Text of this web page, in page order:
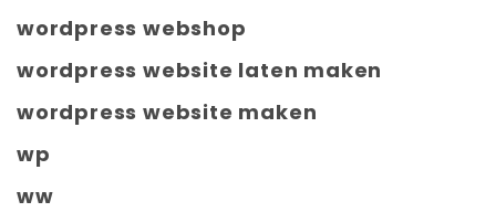
wordpress webshop
wordpress website laten maken
wordpress website maken
wp
ww